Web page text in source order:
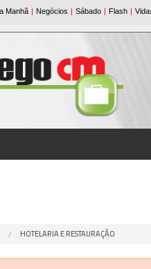
HOTELARIA E RESTAURAÇÃO